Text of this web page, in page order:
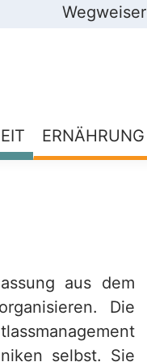
Wegweiser
ERNÄHRUNG
aus dem
Die
selbst. Sie